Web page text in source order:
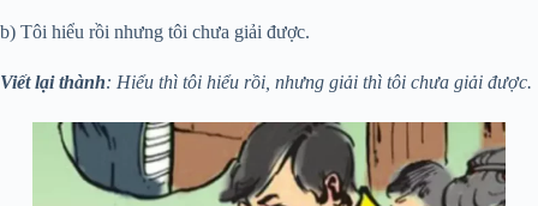
b) Tôi hiểu rồi nhưng tôi chưa giải được.
Viết lại thành: Hiểu thì tôi hiểu rồi, nhưng giải thì tôi chưa giải được.